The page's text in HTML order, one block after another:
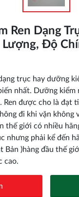
Ren Dạng
Lượng, Độ
trục hay dưỡng
nhất. Dưỡng kiểm
Ren được cho là đạt
đi khi vặn không
thế giới có nhiều
nhưng phải kể đến
Bản )hàng đầu thế
cao.